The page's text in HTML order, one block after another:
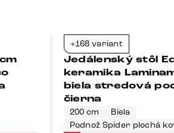
+168 variant
Jedálenský stôl
keramika
biela stredová
čierna
200 cm
Biela
Podnož Spider plochá